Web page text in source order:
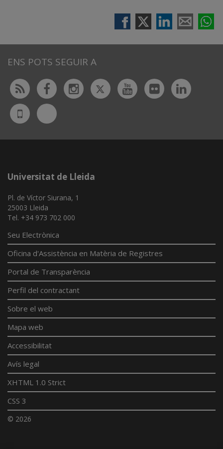
ENS POTS SEGUIR A
Rss FacebookInstagram
TwitterYoutubeFlickr
UdL
App
Bluesky
Universitat de Lleida
Pl. de Víctor Siurana, 1
25003 Lleida
Tel. +34 973 702 000
Seu Electrònica
Oficina d'Assistència en Matèria de Registres
Portal de Transparència
Perfil del contractant
Sobre el web
Mapa web
Accessibilitat
Avís legal
XHTML 1.0 Strict
CSS 3
© 2026